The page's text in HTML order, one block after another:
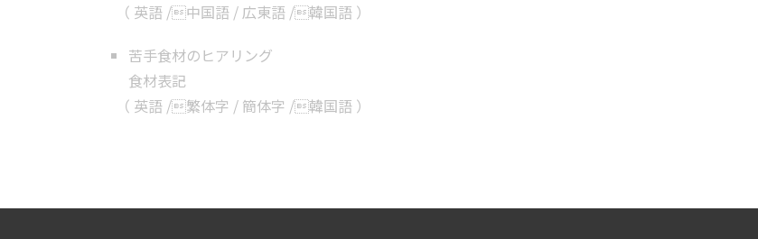
（ 英語 /中国語 / 広東語 /韓国語 ）
苦手食材のヒアリング
食材表記
（ 英語 /繁体字 / 簡体字 /韓国語 ）